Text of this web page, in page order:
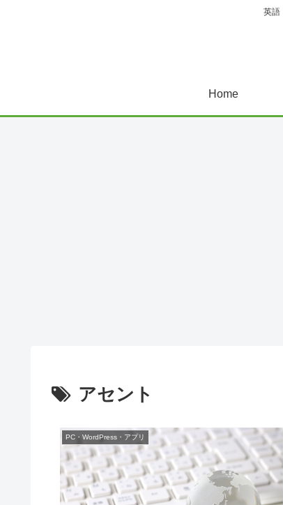
英語
Home
アセント
PC・WordPress・アプリ